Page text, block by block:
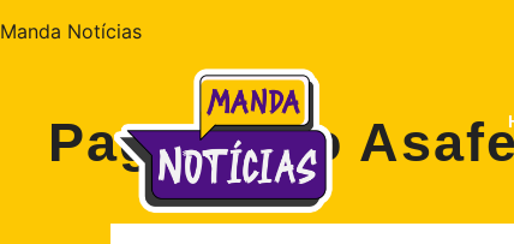
Manda Notícias
Pagode do